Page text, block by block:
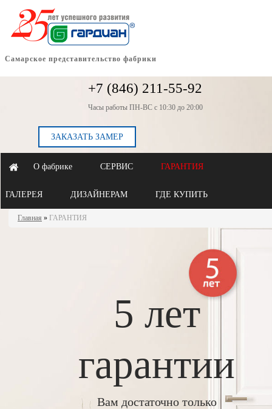
Самарское представительство фабрики
+7 (846) 211-55-92
Часы работы ПН-ВС с 10:30 до 20:00
ЗАКАЗАТЬ ЗАМЕР
О фабрике СЕРВИС ГАРАНТИЯ
ГАЛЕРЕЯ ДИЗАЙНЕРАМ ГДЕ КУПИТЬ
Главная » ГАРАНТИЯ
5 лет
гарантии
Вам достаточно только